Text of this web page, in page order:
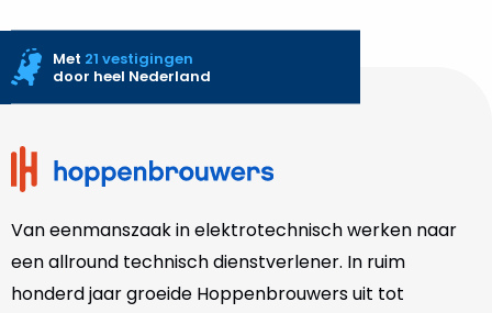
Site
Met 21 vestigingen
door heel Nederland
Van eenmanszaak in elektrotechnisch werken naar
een allround technisch dienstverlener. In ruim
honderd jaar groeide Hoppenbrouwers uit tot